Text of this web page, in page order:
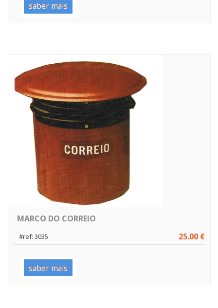
saber mais
MARCO DO CORREIO
25.00 €
#ref: 3035
saber mais